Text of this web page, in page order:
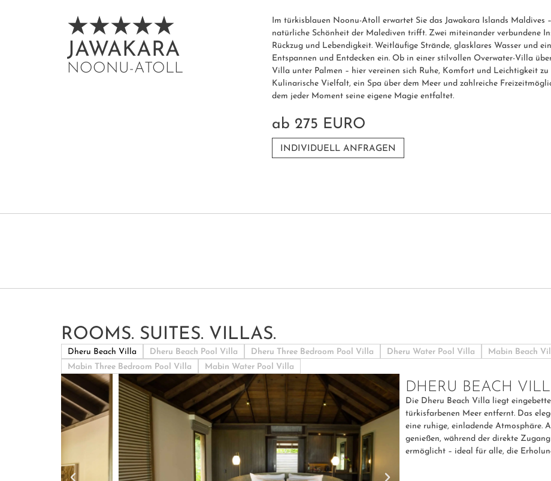
JAWAKARA
NOONU-ATOLL
Im türkisblauen Noonu-Atoll erwartet Sie das Jawakara Islands Maldives
natürliche Schönheit der Malediven trifft. Zwei miteinander verbundene
Rückzug und Lebendigkeit. Weitläufige Strände, glasklares Wasser und
Entspannen und Entdecken ein. Ob in einer stilvollen Overwater-Villa
Villa unter Palmen – hier vereinen sich Ruhe, Komfort und Leichtigkeit
Kulinarische Vielfalt, ein Spa über dem Meer und zahlreiche
dem jeder Moment seine eigene Magie entfaltet.
ab 275 EURO
INDIVIDUELL ANFRAGEN
ROOMS. SUITES. VILLAS.
Dheru Beach Villa Dheru Beach Pool Villa Dheru Three Bedroom Pool Villa Dheru Water Pool Villa Mabin Beach
Mabin Three Bedroom Pool Villa
Mabin Water Pool Villa
DHERU BEACH
Die Dheru Beach Villa liegt
türkisfarbenen Meer entfernt. Das
eine ruhige, einladende Atmosphäre.
genießen, während der direkte
ermöglicht – ideal für alle, die